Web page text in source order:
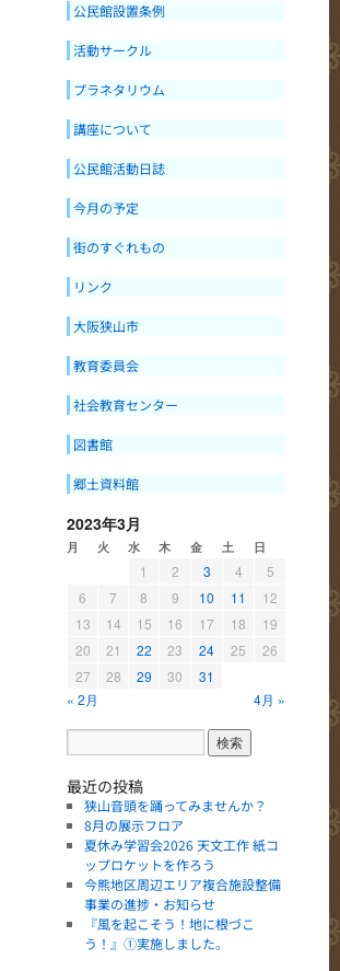
公民館設置条例
活動サークル
プラネタリウム
講座について
公民館活動日誌
今月の予定
街のすぐれもの
リンク
大阪狭山市
教育委員会
社会教育センター
図書館
郷土資料館
2023年3月
月 火 水 木 金 土 日
1 2 3 4
5
6
7 8 9 10 11
12
13
14 15 16 17 18
19
20
21 22 23 24 25
26
27
28 29 30
31
« 2月
4月 »
最近の投稿
狭山音頭を踊ってみませんか？
8月の展示フロア
夏休み学習会2026 天文工作 紙コ
ップロケットを作ろう
今熊地区周辺エリア複合施設整備
事業の進捗・お知らせ
『風を起こそう！地に根づこ
う！』①実施しました。